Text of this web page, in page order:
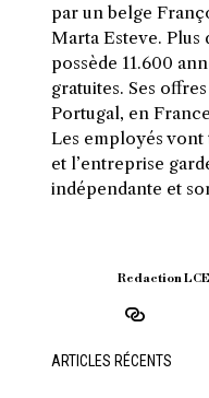
par un belge
Marta Esteve. Plus
possède 11.600
gratuites. Ses
Portugal, en
Les employés
et l’entreprise
indépendante et
Redaction LCE
ARTICLES RÉCENTS